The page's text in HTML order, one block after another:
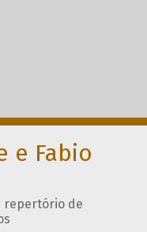
e Fabio
repertório de